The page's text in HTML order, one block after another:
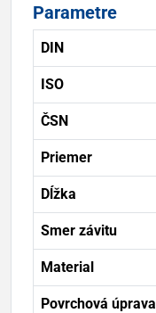
Parametre
DIN
ISO
ČSN
Priemer
Dĺžka
Smer závitu
Material
Povrchová úprava